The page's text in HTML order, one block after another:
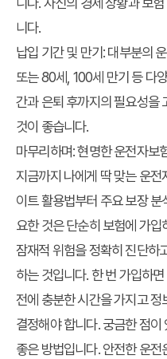
니다.
납입 기간 및 만기:대부분의
또는 80세, 100세 만기 등 다
간과 은퇴 후까지의 필요성을
것이 좋습니다.
마무리하며: 현명한 운전자보
지금까지 나에게 딱 맞는 운전
이트 활용법부터 주요보장 분
요한 것은 단순히 보험에 가
잠재적 위험을 정확히 진단하
하는 것입니다. 한 번 가입하
전에 충분한 시간을 가지고 정
결정해야 합니다. 궁금한 점
좋은 방법입니다. 안전한 운